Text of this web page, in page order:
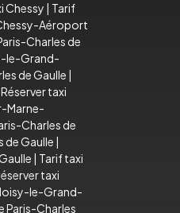
Chessy
Tarif
Aéroport
Charles de
le-Grand-
de Gaulle
Réserver taxi
Marne-
Charles de
de Gaulle
Tarif taxi
taxi
le-Grand-
Paris-Charles